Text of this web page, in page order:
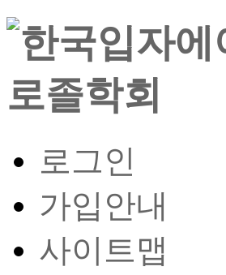
로그인
가입안내
사이트맵